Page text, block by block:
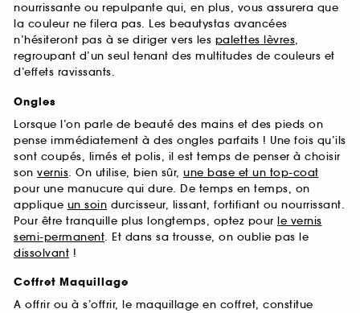
nourrissante ou repulpante qui, en plus, vous assurera que
la couleur ne filera pas. Les beautystas avancées
n’hésiteront pas à se diriger vers les palettes lèvres,
regroupant d’un seul tenant des multitudes de couleurs et
d’effets ravissants.
Ongles
Lorsque l’on parle de beauté des mains et des pieds on
pense immédiatement à des ongles parfaits ! Une fois qu’ils
sont coupés, limés et polis, il est temps de penser à choisir
son vernis. On utilise, bien sûr, une base et un top-coat
pour une manucure qui dure. De temps en temps, on
applique un soin durcisseur, lissant, fortifiant ou nourrissant.
Pour être tranquille plus longtemps, optez pour le vernis
semi-permanent. Et dans sa trousse, on oublie pas le
dissolvant !
Coffret Maquillage
A offrir ou à s’offrir, le maquillage en coffret, constitue